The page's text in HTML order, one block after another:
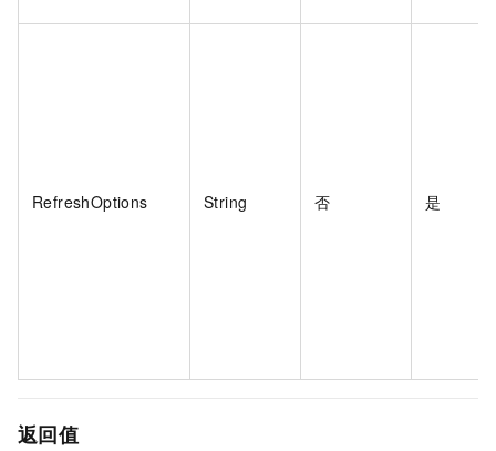
RefreshOptions String 否 是
返回值